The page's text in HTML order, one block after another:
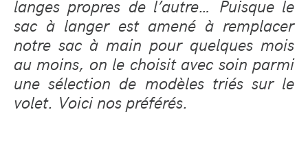
langes propres de l’autre… Puisque le
sac à langer est amené à remplacer
notre sac à main pour quelques mois
au moins, on le choisit avec soin parmi
une sélection de modèles triés sur le
volet. Voici nos préférés.